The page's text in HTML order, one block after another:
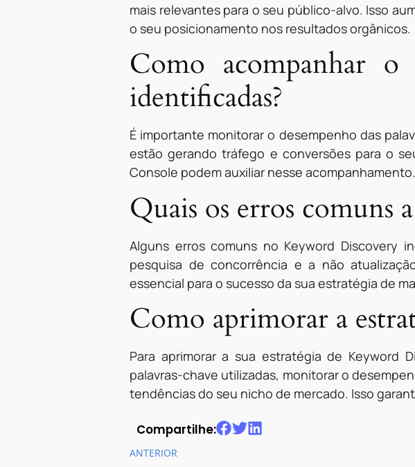
mais relevantes para o seu público-alvo. Isso
o seu posicionamento nos resultados orgânicos.
Como acompanhar o
identificadas?
É importante monitorar o desempenho das
estão gerando tráfego e conversões para o
Console podem auxiliar nesse acompanhamento.
Quais os erros comuns
Alguns erros comuns no Keyword Discovery
pesquisa de concorrência e a não
essencial para o sucesso da sua estratégia de
Como aprimorar a
Para aprimorar a sua estratégia de Keyword
palavras-chave utilizadas, monitorar o
tendências do seu nicho de mercado. Isso
Compartilhe:
ANTERIOR